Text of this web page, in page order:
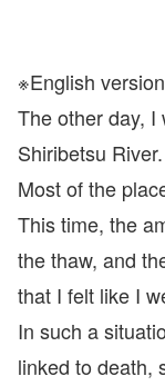
※English version
The other day,
Shiribetsu River.
Most of the
This time, the
the thaw, and
that I felt like I
In such a
linked to death,